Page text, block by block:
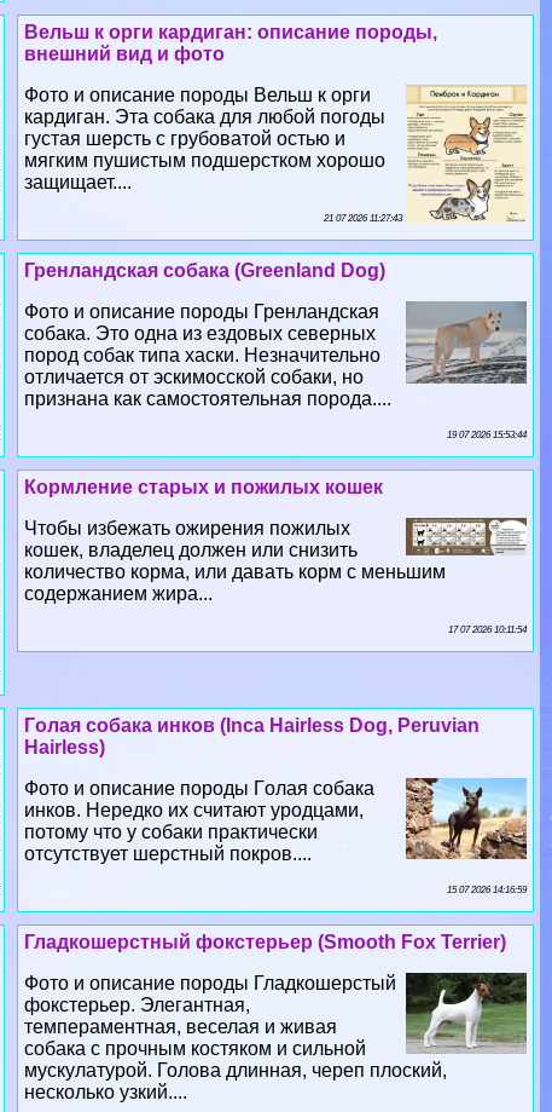
Вельш к opги кардиган: описание породы,
внешний вид и фото
Фото и описание породы Вельш к opги
кардиган. Эта собака для любой погоды
густая шерсть с грубоватой остью и
мягким пушистым подшерстком хорошо
защищает....
21 07 2026 11:27:43
Гренландская собака (Greenland Dog)
Фото и описание породы Гренландская
собака. Это одна из ездовых северных
пород собак типа хаски. Незначительно
отличается от эскимосской собаки, но
признана как самостоятельная порода....
19 07 2026 15:53:44
Кормление старых и пожилых кошек
Чтобы избежать ожирения пожилых
кошек, владелец должен или снизить
количество корма, или давать корм с меньшим
содержанием жира...
17 07 2026 10:11:54
Гoлая собака инков (Inca Hairless Dog, Peruvian
Hairless)
Фото и описание породы Гoлая собака
инков. Нередко их считают уpoдцами,
потому что у собаки пpaктически
отсутствует шерстный покров....
15 07 2026 14:16:59
Гладкошерстный фокстерьер (Smooth Fox Terrier)
Фото и описание породы Гладкошерстый
фокстерьер. Элегантная,
темпераментная, веселая и живая
собака с прочным костяком и сильной
мускулатурой. Голова длинная, череп плоский,
несколько узкий....